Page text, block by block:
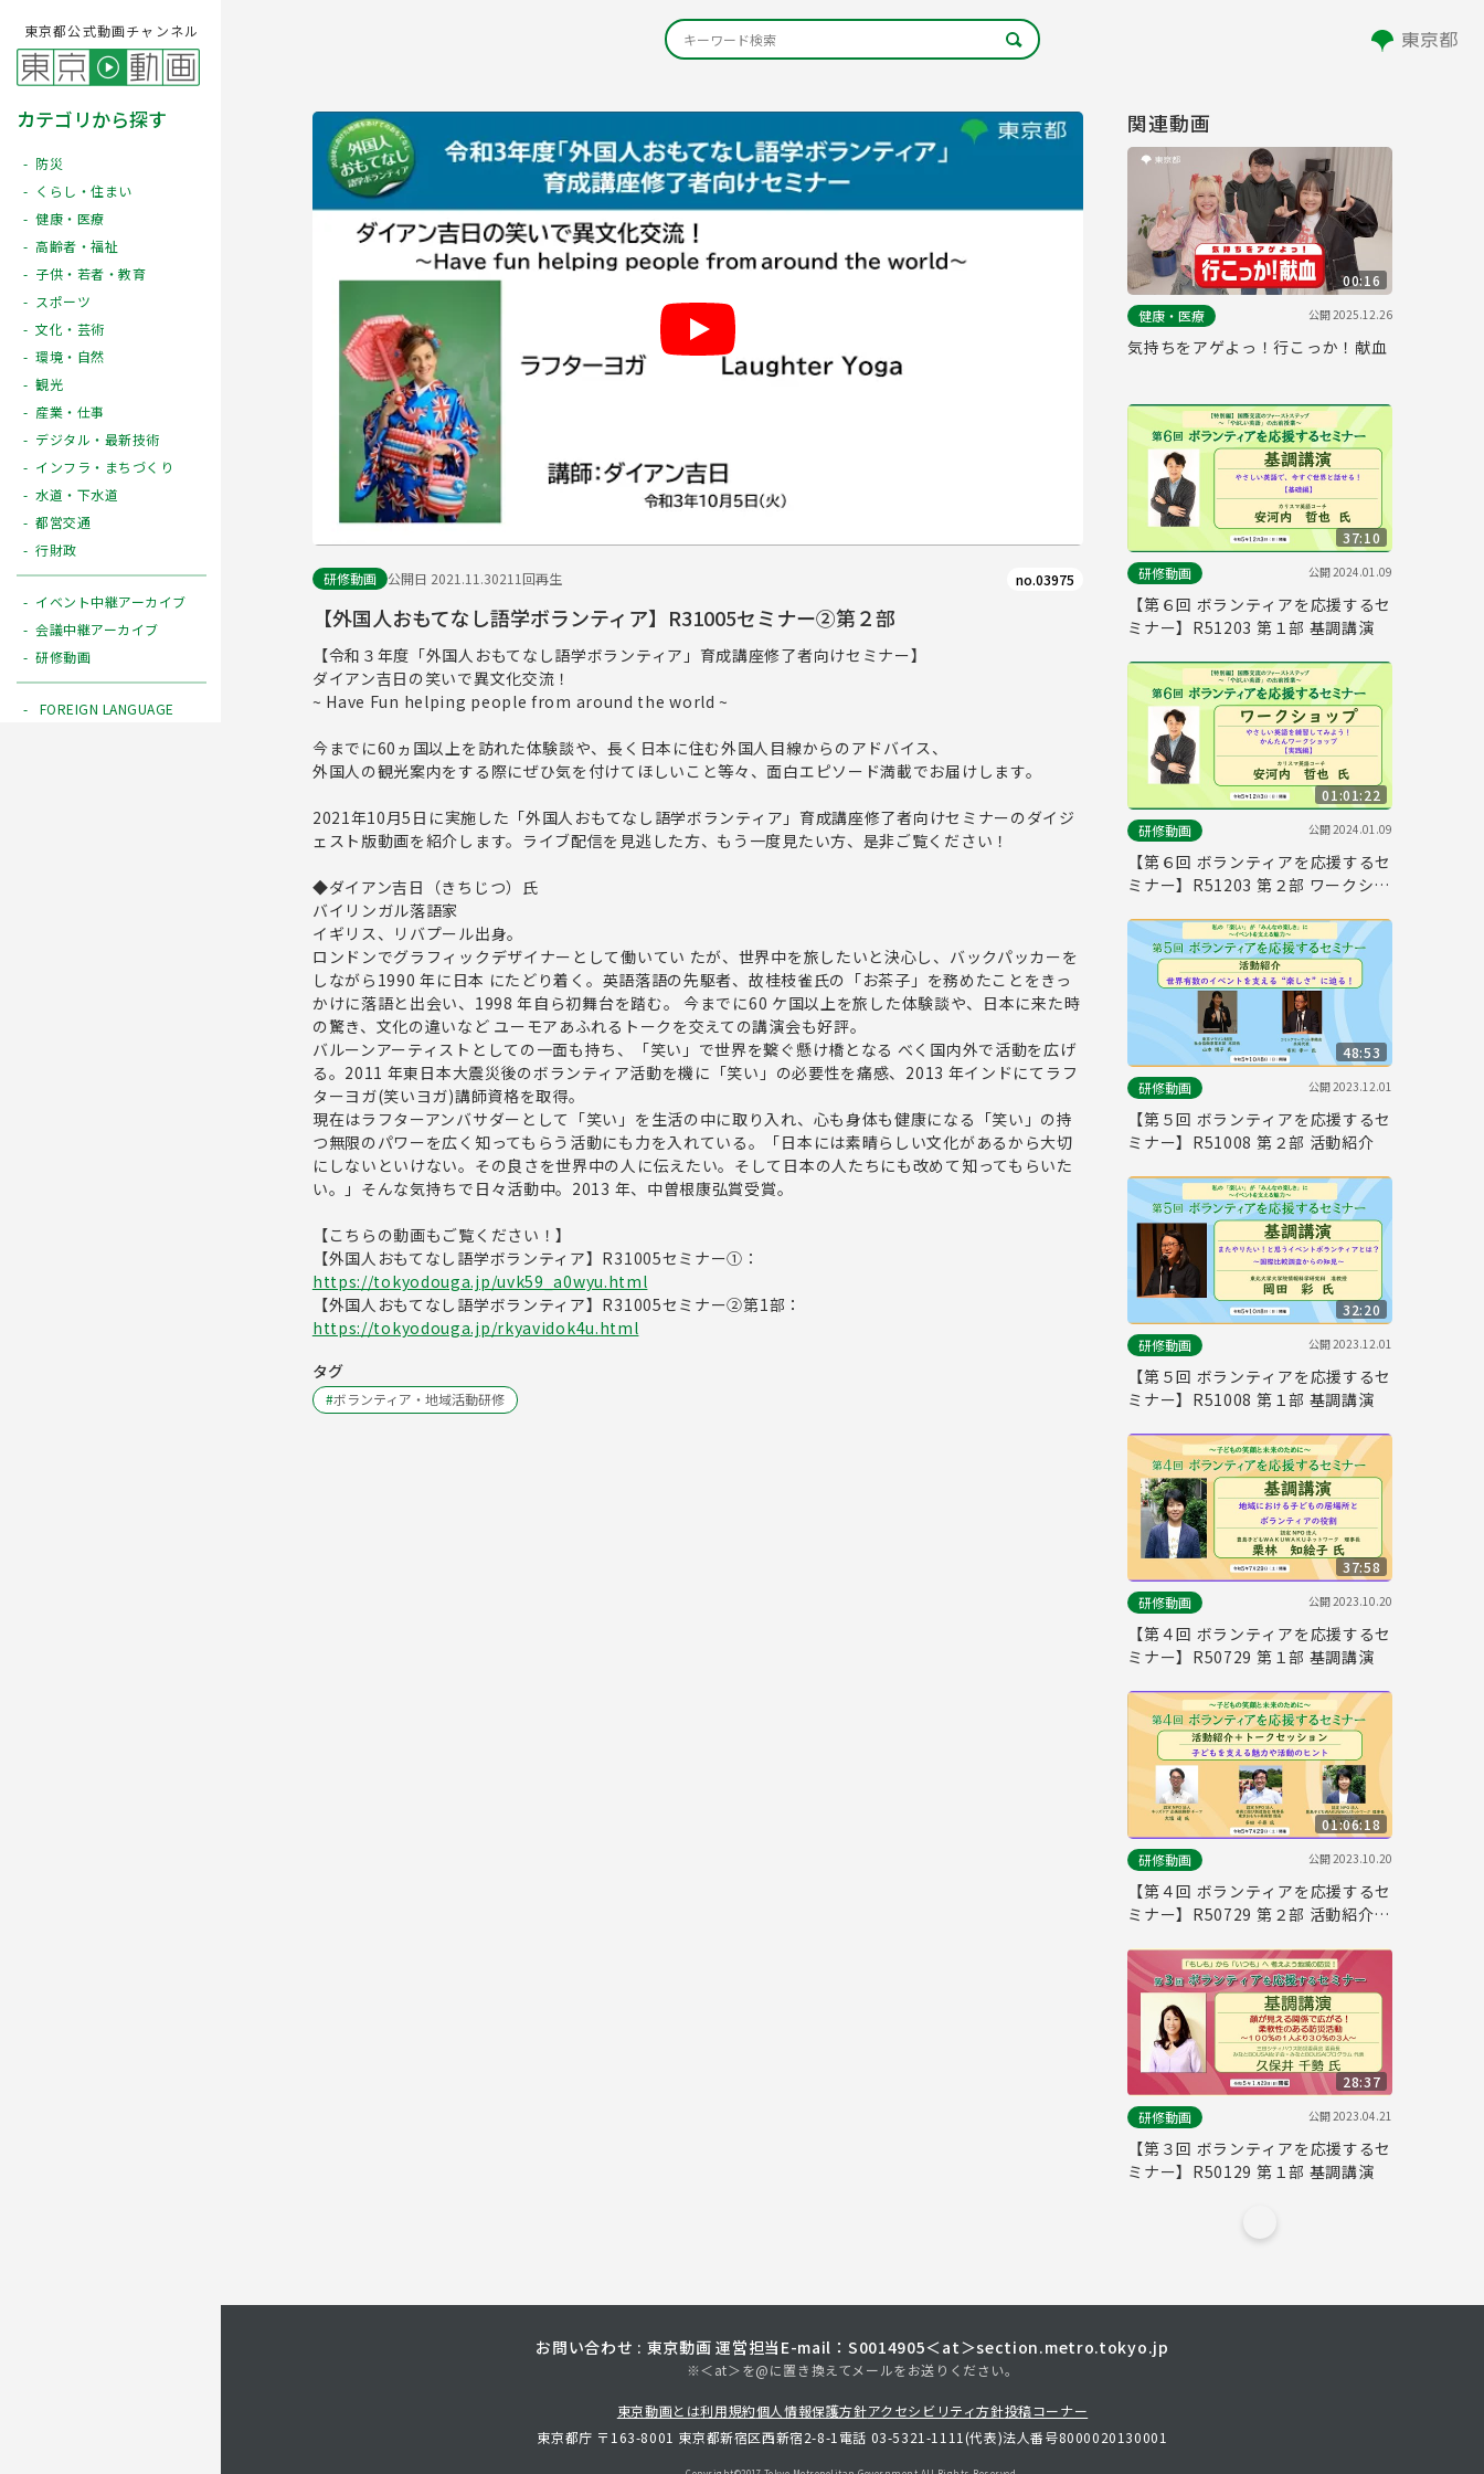
東京都公式動画チャンネル
カテゴリから探す
防災
くらし・住まい
健康・医療
高齢者・福祉
子供・若者・教育
スポーツ
文化・芸術
環境・自然
観光
産業・仕事
デジタル・最新技術
インフラ・まちづくり
水道・下水道
都営交通
行財政
イベント中継アーカイブ
会議中継アーカイブ
研修動画
FOREIGN LANGUAGE
Play
研修動画 公開日 2021.11.30211回再生 no.03975
【外国人おもてなし語学ボランティア】R31005セミナー②第２部
【令和３年度「外国人おもてなし語学ボランティア」育成講座修了者向けセミナー】
ダイアン吉日の笑いで異文化交流！
~ Have Fun helping people from around the world ~
今までに60ヵ国以上を訪れた体験談や、長く日本に住む外国人目線からのアドバイス、
外国人の観光案内をする際にぜひ気を付けてほしいこと等々、面白エピソード満載でお届けします。
2021年10月5日に実施した「外国人おもてなし語学ボランティア」育成講座修了者向けセミナーのダイジ
ェスト版動画を紹介します。ライブ配信を見逃した方、もう一度見たい方、是非ご覧ください！
◆ダイアン吉日（きちじつ）氏
バイリンガル落語家
イギリス、リバプール出身。
ロンドンでグラフィックデザイナーとして働いてい たが、世界中を旅したいと決心し、バックパッカーを
しながら1990 年に日本 にたどり着く。英語落語の先駆者、故桂枝雀氏の「お茶子」を務めたことをきっ
かけに落語と出会い、1998 年自ら初舞台を踏む。 今までに60 ケ国以上を旅した体験談や、日本に来た時
の驚き、文化の違いなど ユーモアあふれるトークを交えての講演会も好評。
バルーンアーティストとしての一面も持ち、「笑い」で世界を繋ぐ懸け橋となる べく国内外で活動を広げ
る。2011 年東日本大震災後のボランティア活動を機に「笑い」の必要性を痛感、2013 年インドにてラフ
ターヨガ(笑いヨガ)講師資格を取得。
現在はラフターアンバサダーとして「笑い」を生活の中に取り入れ、心も身体も健康になる「笑い」の持
つ無限のパワーを広く知ってもらう活動にも力を入れている。「日本には素晴らしい文化があるから大切
にしないといけない。その良さを世界中の人に伝えたい。そして日本の人たちにも改めて知ってもらいた
い。」そんな気持ちで日々活動中。2013 年、中曽根康弘賞受賞。
【こちらの動画もご覧ください！】
【外国人おもてなし語学ボランティア】R31005セミナー①：
https://tokyodouga.jp/uvk59_a0wyu.html
【外国人おもてなし語学ボランティア】R31005セミナー②第1部：
https://tokyodouga.jp/rkyavidok4u.html
タグ
#ボランティア・地域活動研修
関連動画
00:16
健康・医療
公開2025.12.26
気持ちをアゲよっ！行こっか！献血
37:10
研修動画
公開2024.01.09
【第６回 ボランティアを応援するセ
ミナー】R51203 第１部 基調講演
01:01:22
研修動画
公開2024.01.09
【第６回 ボランティアを応援するセ
ミナー】R51203 第２部 ワークショ
48:53
研修動画
公開2023.12.01
【第５回 ボランティアを応援するセ
ミナー】R51008 第２部 活動紹介
32:20
研修動画
公開2023.12.01
【第５回 ボランティアを応援するセ
ミナー】R51008 第１部 基調講演
37:58
研修動画
公開2023.10.20
【第４回 ボランティアを応援するセ
ミナー】R50729 第１部 基調講演
01:06:18
研修動画
公開2023.10.20
【第４回 ボランティアを応援するセ
ミナー】R50729 第２部 活動紹介・
28:37
研修動画
公開2023.04.21
【第３回 ボランティアを応援するセ
ミナー】R50129 第１部 基調講演
お問い合わせ : 東京動画 運営担当 E-mail：S0014905＜at＞section.metro.tokyo.jp
※＜at＞を@に置き換えてメールをお送りください。
東京動画とは利用規約個人情報保護方針アクセシビリティ方針投稿コーナー
東京都庁 〒163-8001 東京都新宿区西新宿2-8-1 電話 03-5321-1111(代表)法人番号8000020130001